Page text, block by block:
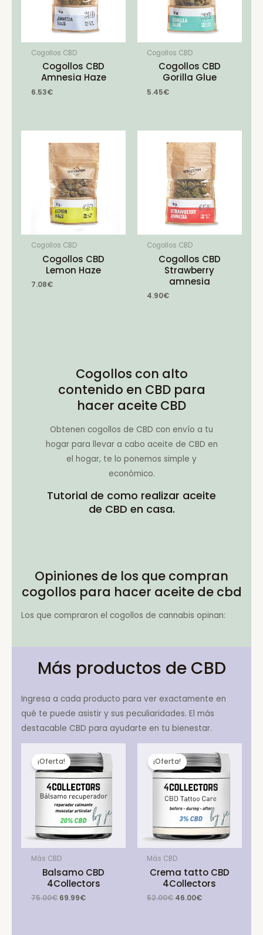
Cogollos CBD
Cogollos CBD
Amnesia Haze
6.53€
Cogollos CBD
Cogollos CBD
Gorilla Glue
5.45€
Cogollos CBD
Cogollos CBD
Lemon Haze
7.08€
Cogollos CBD
Cogollos CBD
Strawberry
amnesia
4.90€
Cogollos con alto
contenido en CBD para
hacer aceite CBD
Obtenen cogollos de CBD con envío a tu
hogar para llevar a cabo aceite de CBD en
el hogar, te lo ponemos simple y
económico.
Tutorial de como realizar aceite
de CBD en casa.
Opiniones de los que compran
cogollos para hacer aceite de cbd
Los que compraron el cogollos de cannabis opinan:
Más productos de CBD
Ingresa a cada producto para ver exactamente en
qué te puede asistir y sus peculiaridades. El más
destacable CBD para ayudarte en tu bienestar.
¡Oferta!
Más CBD
Balsamo CBD
4Collectors
75.00€ Original
69.99€Current
¡Oferta!
Más CBD
Crema tatto CBD
4Collectors
52.00€ Original
46.00€Current